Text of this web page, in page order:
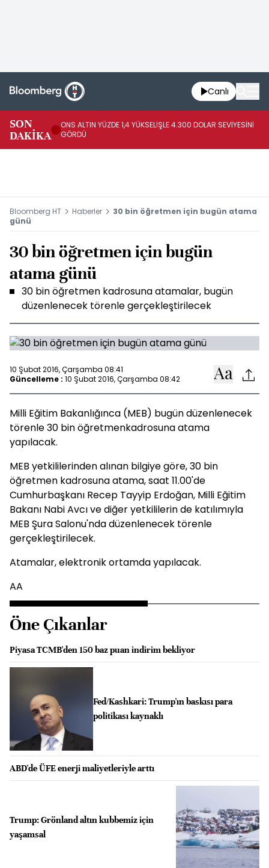
Canlı
SON
DAKİKA
ONS ALTIN YÜZDE 1,4 YÜKSELİŞLE 4.300 DOLAR SEVİYESİNİ
GÖRDÜ
Bloomberg HT Haberler
30 bin öğretmen için bugün atama
günü
30 bin öğretmen için bugün
atama günü
30 bin öğretmen kadrosuna atamalar, bugün
düzenlenecek törenle gerçekleştirilecek
10 Şubat 2016, Çarşamba 08:41
Güncelleme : 10 Şubat 2016, Çarşamba 08:42
Milli Eğitim Bakanlığınca (MEB) bugün düzenlenecek
törenle 30 bin öğretmenkadrosuna atama
yapılacak.
MEB yetkililerinden alınan bilgiye göre, 30 bin
öğretmen kadrosuna atama, saat 11.00'de
Cumhurbaşkanı Recep Tayyip Erdoğan, Milli Eğitim
Bakanı Nabi Avcı ve diğer yetkililerin de katılımıyla
MEB Şura Salonu'nda düzenlenecek törenle
gerçekleştirilecek.
Atamalar, elektronik ortamda yapılacak.
AA
Öne Çıkanlar
Piyasa TCMB'den 150 baz puan indirim bekliyor
Fed/Kashkari: Trump'ın baskısı para
politikası kaynaklı
ABD'de ÜFE enerji maliyetleriyle arttı
Trump: Grönland altın kubbemiz için
yaşamsal